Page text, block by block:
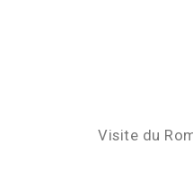
Visite du